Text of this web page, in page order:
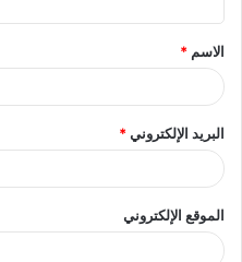
ق
*
الاسم *
البريد الإلكتروني*
الموقع الإلكتروني